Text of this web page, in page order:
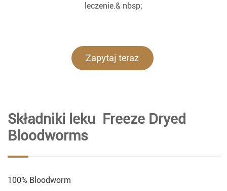
leczenie.& nbsp;
Zapytaj teraz
Składniki leku Freeze Dryed
Bloodworms
100% Bloodworm